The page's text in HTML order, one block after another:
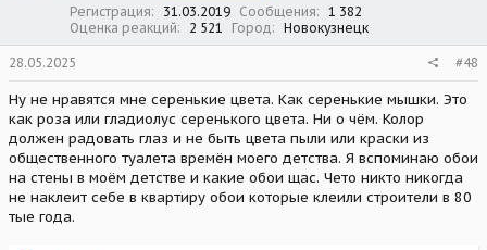
Регистрация 31.03.2019 Сообщения
1 382
Оценка реакций
2 521 Город Новокузнецк
28.05.2025 #48
Ну не нравятся мне серенькие цвета. Как серенькие мышки. Это
как роза или гладиолус серенького цвета. Ни о чëм. Колор
должен радовать глаз и не быть цвета пыли или краски из
общественного туалета времён моего детства. Я вспоминаю обои
на стены в моём детстве и какие обои щас. Чето никто никогда
не наклеит себе в квартиру обои которые клеили строители в 80
тые года.